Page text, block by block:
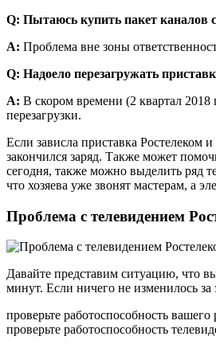
Q: Пытаюсь купить пакет каналов
A: Проблема вне зоны
Q: Надоело перезагружать
A: В скором времени (2 квартал 2018
перезагрузки.
Если зависла приставка Ростелеком
закончился заряд. Также может
сегодня, также можно выделить ряд
что хозяева уже звонят мастерам, а
Проблема с телевидением
Давайте представим ситуацию, что
минут. Если ничего не изменилось
проверьте работоспособность
проверьте работоспособность